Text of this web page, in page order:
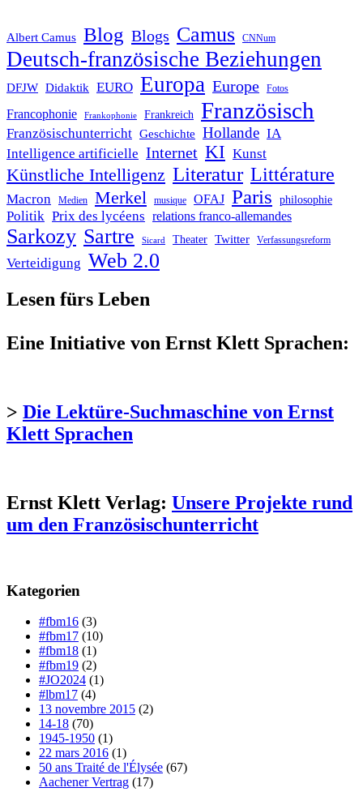
Albert Camus Blog Blogs Camus CNNum
Deutsch-französische Beziehungen
DFJW Didaktik EURO Europa Europe Fotos
Francophonie Frankophonie Frankreich Französisch
Französischunterricht Geschichte Hollande IA
Intelligence artificielle Internet KI Kunst
Künstliche Intelligenz Literatur Littérature
Macron Medien Merkel musique OFAJ Paris philosophie
Politik Prix des lycéens relations franco-allemandes
Sarkozy Sartre Sicard Theater Twitter Verfassungsreform
Verteidigung Web 2.0
Lesen fürs Leben
Eine Initiative von Ernst Klett Sprachen:
> Die Lektüre-Suchmaschine von Ernst
Klett Sprachen
Ernst Klett Verlag: Unsere Projekte rund
um den Französischunterricht
Kategorien
#fbm16 (3)
#fbm17 (10)
#fbm18 (1)
#fbm19 (2)
#JO2024 (1)
#lbm17 (4)
13 novembre 2015 (2)
14-18 (70)
1945-1950 (1)
22 mars 2016 (1)
50 ans Traité de l'Élysée (67)
Aachener Vertrag (17)